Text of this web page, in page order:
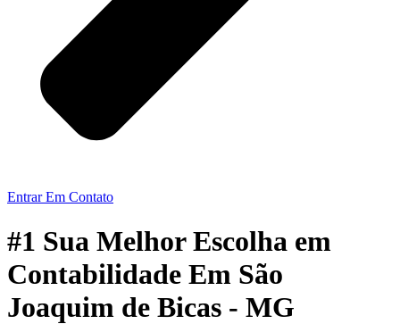
Entrar Em Contato
#1 Sua Melhor Escolha em
Contabilidade Em São
Joaquim de Bicas - MG